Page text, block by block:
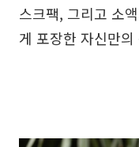
스크팩, 그리고 소
게 포장한 자신만